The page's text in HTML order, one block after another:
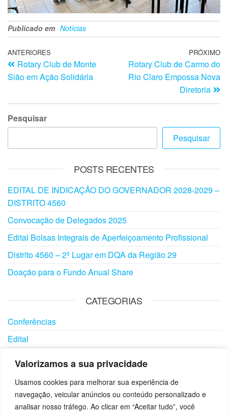
Valorizamos a sua privacidade
Usamos cookies para melhorar sua experiência de
navegação, veicular anúncios ou conteúdo personalizado e
analisar nosso tráfego. Ao clicar em “Aceitar tudo”, você
Publicado em Notícias
ANTERIORES
Rotary Club de Monte
Sião em Ação Solidária
PRÓXIMO
Rotary Club de Carmo do
Rio Claro Empossa Nova
Diretoria
Pesquisar
Pesquisar
POSTS RECENTES
EDITAL DE INDICAÇÃO DO GOVERNADOR 2028-2029 –
DISTRITO 4560
Convocação de Delegados 2025
Edital Bolsas Integrais de Aperfeiçoamento Profissional
Distrito 4560 – 2º Lugar em DQA da Região 29
Doação para o Fundo Anual Share
CATEGORIAS
Conferências
Edital
Visitas